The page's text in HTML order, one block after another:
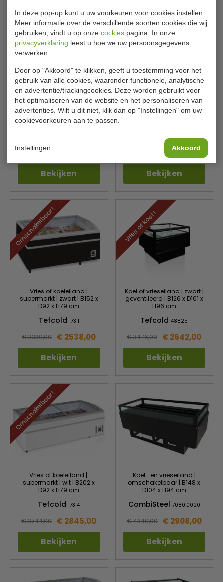
In deze pop-up kunt u uw voorkeuren voor cookies instellen.
Meer informatie over de verschillende soorten cookies die wij
gebruiken, vindt u op onze cookies pagina. In onze
privacyverklaring leest u hoe we uw persoonsgegevens
verwerken.
Door op "Akkoord" te klikken, geeft u toestemming voor het
gebruik van alle cookies, waaronder functionele, analytische
en advertentie/trackingcookies. Deze worden gebruikt voor
het optimaliseren van de website en het personaliseren van
advertenties. Wilt u dit niet, klik dan op "Instellingen" om uw
cookievoorkeuren aan te passen.
Instellingen Akkoord
Omschakelbaar !
Vries of koeleiland | HEAD |
supermarkt | wit | B199 x
D92 x H79 cm
€ 3129,00
Bekijken
Omschakelbaar !
Vrieseiland of koeleiland |
supermarkt | zwart | B210 x
Tefcold41061
€ 2519,00
Bekijken
Omschakelbaar !
Vries of koeleiland |
supermarkt | zwart | B152 x
D92 x H79 cm
Tefcold 17311
€ 3339,00 € 2538,00
Bekijken
Vries of Koel !
Koel of vrieseiland | zwart |
geventileerd | B126 x D101 x
H96 cm
Tefcold48825
€ 3476,00 € 2642,00
Bekijken
Omschakelbaar !
Vries of koeleiland |
supermarkt | wit | B202 x
D92 x H79 cm
Tefcold17314
€ 3744,00 € 2845,00
Bekijken
Koel- en vrieseiland |
omschakelbaar | B148 x
D104 x H94 cm
CombiSteel 7080.0020
€ 4340,00 € 2908,00
Bekijken